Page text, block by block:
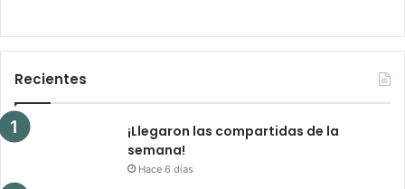
Recientes
¡Llegaron las compartidas de la
semana!
Hace 6 días